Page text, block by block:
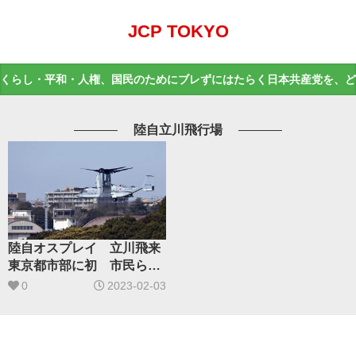
JCP TOKYO
くらし・平和・人権、国民のためにブレずにはたらく日本共産党を、
陸自立川飛行場
陸自オスプレイ 立川飛来
東京都市部に初 市民ら抗
議0 2023-02-03